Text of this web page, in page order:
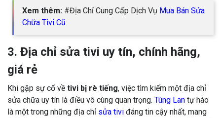
Xem thêm: #Địa Chỉ Cung Cấp Dịch Vụ Mua Bán Sửa
Chữa Tivi Cũ
3. Địa chỉ sửa tivi uy tín, chính hãng,
giá rẻ
Khi gặp sự cố về tivi bị rè tiếng, việc tìm kiếm một địa chỉ
sửa chữa uy tín là điều vô cùng quan trọng. Tùng Lan tự hào
là một trong những địa chỉ sửa tivi đáng tin cậy nhất, mang